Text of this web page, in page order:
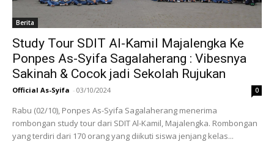
Berita
Study Tour SDIT Al-Kamil Majalengka Ke
Ponpes As-Syifa Sagalaherang : Vibesnya
Sakinah & Cocok jadi Sekolah Rujukan
Official As-Syifa - 03/10/2024 0
Rabu (02/10), Ponpes As-Syifa Sagalaherang menerima
rombongan study tour dari SDIT Al-Kamil, Majalengka. Rombongan
yang terdiri dari 170 orang yang diikuti siswa jenjang kelas...